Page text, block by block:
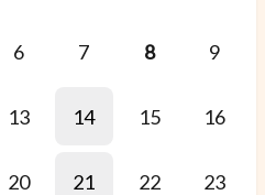
6 7 8 9
13 14 15 16
20 21 22 23